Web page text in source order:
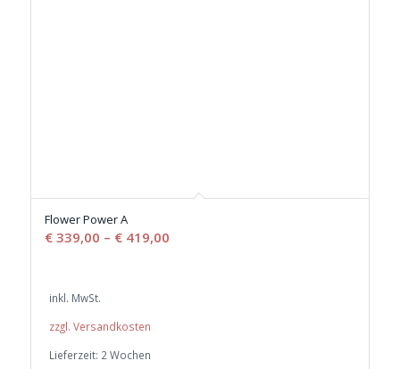
Flower Power A
€339,00 – €419,00
inkl. MwSt.
zzgl. Versandkosten
Lieferzeit: 2 Wochen